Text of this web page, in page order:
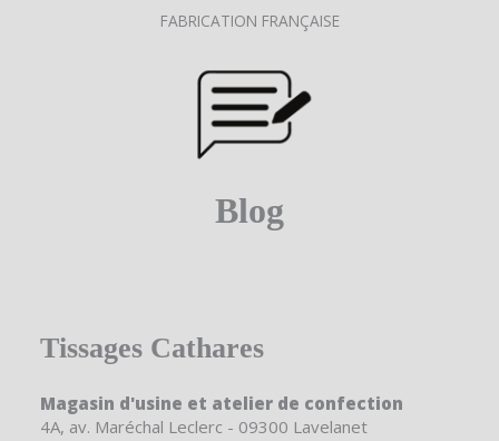
FABRICATION FRANÇAISE
Blog
Tissages Cathares
Magasin d'usine et atelier de confection
4A, av. Maréchal Leclerc - 09300 Lavelanet